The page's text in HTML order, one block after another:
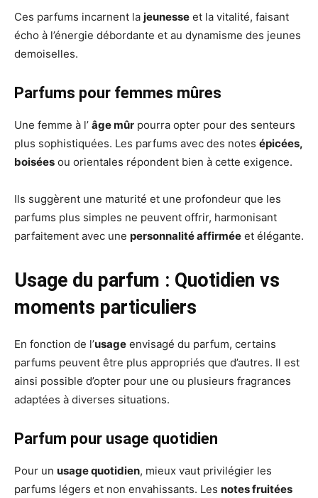
Ces parfums incarnent la jeunesse et la vitalité, faisant
écho à l’énergie débordante et au dynamisme des jeunes
demoiselles.
Parfums pour femmes mûres
Une femme à l’ âge mûr pourra opter pour des senteurs
plus sophistiquées. Les parfums avec des notes épicées,
boisées ou orientales répondent bien à cette exigence.
Ils suggèrent une maturité et une profondeur que les
parfums plus simples ne peuvent offrir, harmonisant
parfaitement avec une personnalité affirmée et élégante.
Usage du parfum : Quotidien vs
moments particuliers
En fonction de l’usage envisagé du parfum, certains
parfums peuvent être plus appropriés que d’autres. Il est
ainsi possible d’opter pour une ou plusieurs fragrances
adaptées à diverses situations.
Parfum pour usage quotidien
Pour un usage quotidien, mieux vaut privilégier les
parfums légers et non envahissants. Les notes fruitées